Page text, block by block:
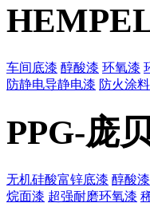
车间底漆 醇酸漆 环氧漆
防静电导静电漆 防火涂料
PPG-庞
无机硅酸富锌底漆 醇酸漆
烷面漆 超强耐磨环氧漆